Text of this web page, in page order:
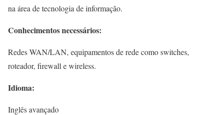
na área de tecnologia de informação.
Conhecimentos necessários:
Redes WAN/LAN, equipamentos de rede como switches,
roteador, firewall e wireless.
Idioma:
Inglês avançado